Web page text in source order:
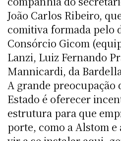
João Carlos Ribeiro,
comitiva formada pelo
Consórcio Gicom
Lanzi, Luiz Fernando
Mannicardi, da
A grande preocupação
Estado é oferecer
estrutura para que
porte, como a Alstom e